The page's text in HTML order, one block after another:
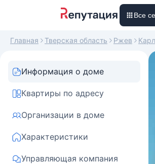
Все
Главная Тверская область Ржев
Информация о доме
Квартиры по адресу
Организации в доме
Характеристики
Управляющая компания